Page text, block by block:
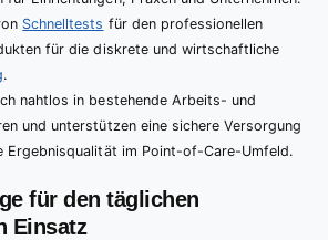
Schnelltests für den professionellen
für die diskrete und wirtschaftliche
.
nahtlos in bestehende Arbeits- und
und unterstützen eine sichere Versorgung
Ergebnisqualität im Point-of-Care-Umfeld.
für den täglichen
Einsatz